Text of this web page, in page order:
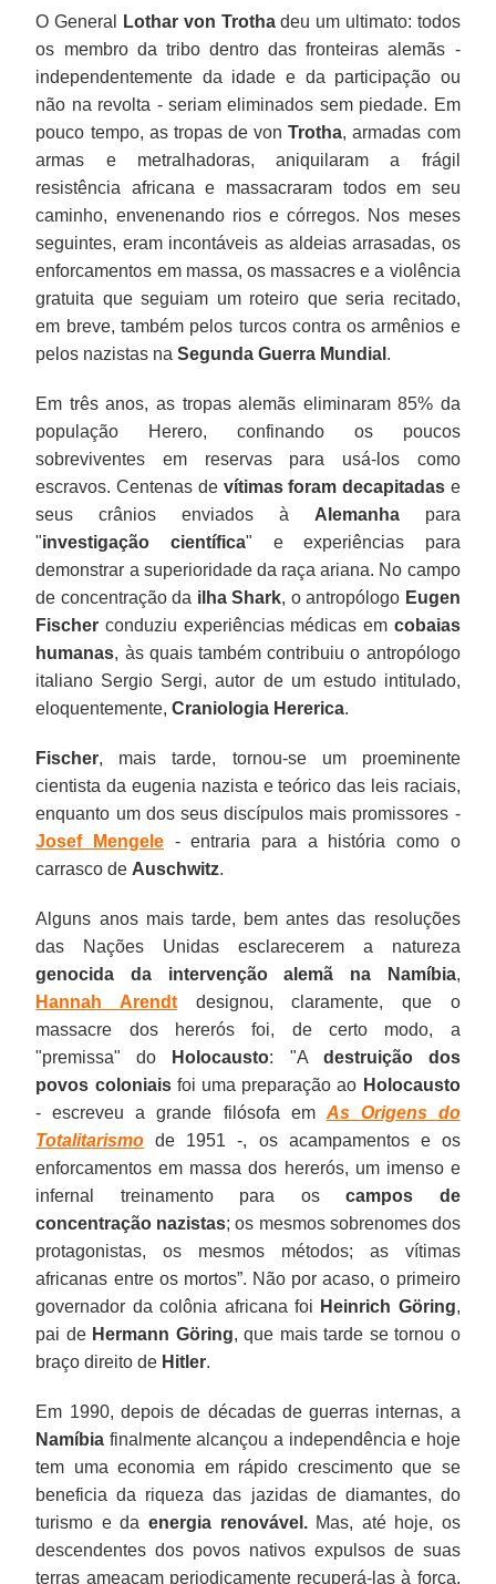
O General Lothar von Trothadeu um ultimato: todos
os membro da tribo dentro das fronteiras alemãs -
independentemente da idade e da participação ou
não na revolta - seriam eliminados sem piedade. Em
pouco tempo, as tropas de vonTrotha, armadas com
armas e metralhadoras, aniquilaram a frágil
resistência africana e massacraram todos em seu
caminho, envenenando rios e córregos. Nos meses
seguintes, eram incontáveis as aldeias arrasadas, os
enforcamentos em massa, os massacres e a violência
gratuita que seguiam um roteiro que seria recitado,
em breve, também pelos turcos contra os armênios e
pelos nazistas naSegunda Guerra Mundial .
Em três anos, as tropas alemãs eliminaram 85% da
população Herero, confinando os poucos
sobreviventes em reservas para usá-los como
escravos. Centenas de vítimas foram decapitadase
seus crânios enviados à Alemanhapara
"investigação científica" e experiências para
demonstrar a superioridade da raça ariana. No campo
de concentração da ilha Shark, o antropólogo Eugen
Fischer conduziu experiências médicas em cobaias
humanas, às quais também contribuiu o antropólogo
italiano Sergio Sergi, autor de um estudo intitulado,
eloquentemente,Craniologia Hererica.
Fischer, mais tarde, tornou-se um proeminente
cientista da eugenia nazista e teórico das leis raciais,
enquanto um dos seus discípulos mais promissores -
Josef Mengele - entraria para a história como o
carrasco de Auschwitz.
Alguns anos mais tarde, bem antes das resoluções
das Nações Unidas esclarecerem a natureza
genocida da intervenção alemã na Namíbia,
Hannah Arendt designou, claramente, que o
massacre dos hererós foi, de certo modo, a
"premissa" do
Holocausto: "A destruição dos
povos coloniaisfoi uma preparação ao Holocausto
- escreveu a grande filósofa em As Origens do
Totalitarismo de 1951 -, os acampamentos e os
enforcamentos em massa dos hererós, um imenso e
infernal treinamento para oscampos de
concentração nazistas; os mesmos sobrenomes dos
protagonistas, os mesmos métodos; as vítimas
africanas entre os mortos”. Não por acaso, o primeiro
governador da colônia africana foi Heinrich Göring,
pai de Hermann Göring, que mais tarde se tornou o
braço direito de Hitler.
Em 1990, depois de décadas de guerras internas, a
Namíbia finalmente alcançou a independência e hoje
tem uma economia em rápido crescimento que se
beneficia da riqueza das jazidas de diamantes, do
turismo e da energia renovável.Mas, até hoje, os
descendentes dos povos nativos expulsos de suas
terras ameaçam periodicamente recuperá-las à força.